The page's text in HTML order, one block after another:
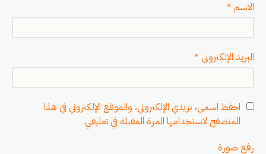
الاسم *
البريد الإلكتروني *
احفظ اسمي، بريدي الإلكتروني، والموقع الإلكتروني في هذا
المتصفح لاستخدامها المرة المقبلة في تعليقي.
رفع صورة